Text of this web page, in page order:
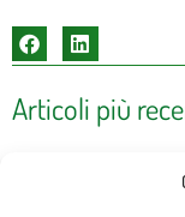
Articoli più
Buon lavoro a